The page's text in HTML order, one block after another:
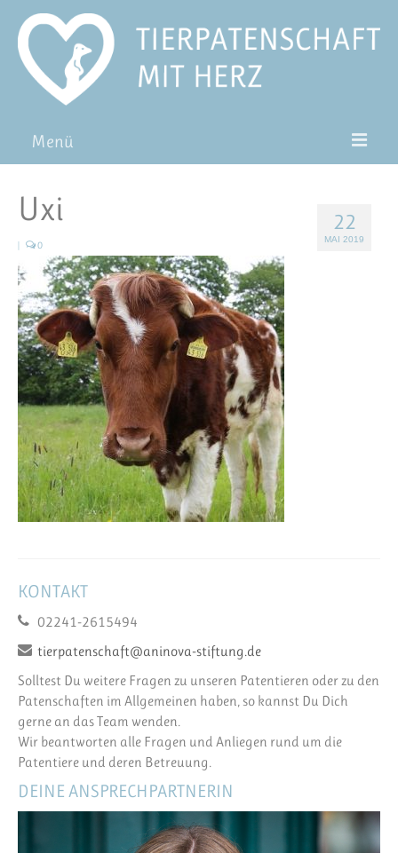
Menü
Pat*in werden
Patenschaft verschenken
Blog
FAQ
22
MAI 2019
Uxi
| 0
KONTAKT
02241-2615494
tierpatenschaft@aninova-stiftung.de
Solltest Du weitere Fragen zu unseren Patentieren oder zu den
Patenschaften im Allgemeinen haben, so kannst Du Dich
gerne an das Team wenden.
Wir beantworten alle Fragen und Anliegen rund um die
Patentiere und deren Betreuung.
DEINE ANSPRECHPARTNERIN